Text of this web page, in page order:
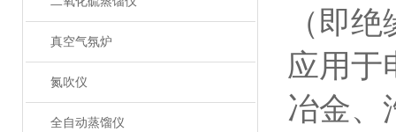
真空气氛炉
氮吹仪
全自动蒸馏仪
（即
应用于
冶金、